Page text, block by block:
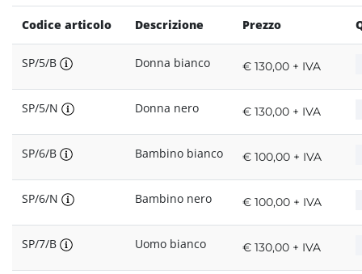
Codice articolo Descrizione Prezzo
SP/5/B Donna bianco € 130,00 + IVA
SP/5/N Donna nero € 130,00 + IVA
SP/6/B Bambino bianco € 100,00 + IVA
SP/6/N Bambino nero € 100,00 + IVA
SP/7/B Uomo bianco € 130,00 + IVA